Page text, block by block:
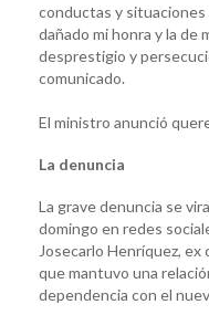
conductas y
dañado mi honra y la de
desprestigio y
comunicado.
El ministro anunció
La denuncia
La grave denuncia se
domingo en redes
Josecarlo Henríquez,
que mantuvo una
dependencia con el